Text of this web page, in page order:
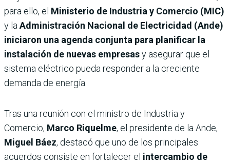
para ello, el Ministerio de Industria y Comercio (MIC)
y laAdministración Nacional de Electricidad (Ande)
iniciaron una agenda conjunta para planificar la
instalación de nuevas empresasy asegurar que el
sistema eléctrico pueda responder a la creciente
demanda de energía.
Tras una reunión con el ministro de Industria y
Comercio, Marco Riquelme, el presidente de la Ande,
Miguel Báez, destacó que uno de los principales
acuerdos consiste en fortalecer el intercambio de